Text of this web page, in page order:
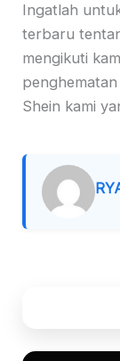
Ingatlah
terbaru
mengikuti
Shein kami